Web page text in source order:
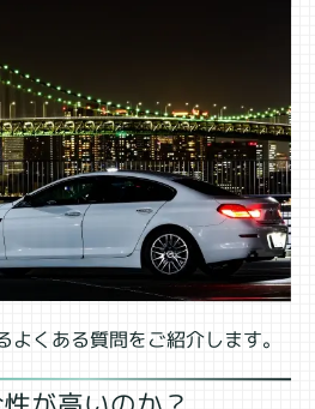
くある質問をご紹介します。